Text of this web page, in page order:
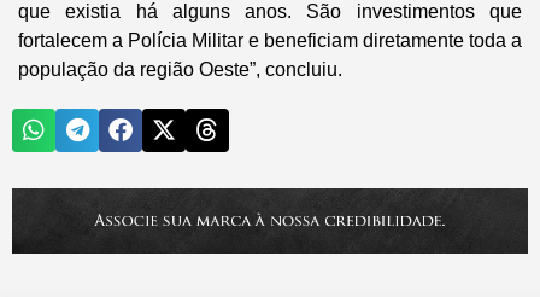
que existia há alguns anos. São investimentos que
fortalecem a Polícia Militar e beneficiam diretamente toda a
população da região Oeste”, concluiu.